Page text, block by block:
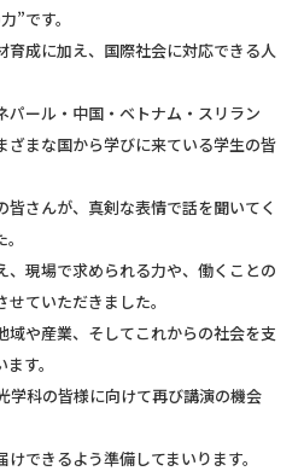
”です。
育成に加え、国際社会に対応できる人
パール・中国・ベトナム・スリラン
ざまな国から学びに来ている学生の皆
さんが、真剣な表情で話を聞いてく
、現場で求められる力や、働くことの
ていただきました。
域や産業、そしてこれからの社会を支
す。
学科の皆様に向けて再び講演の機会
できるよう準備してまいります。